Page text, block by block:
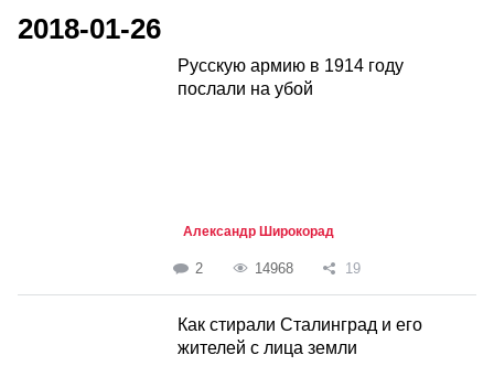
2018-01-26
Русскую армию в 1914 году
послали на убой
Александр Широкорад
2 14968 19
Как стирали Сталинград и его
жителей с лица земли